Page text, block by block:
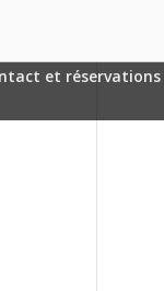
et réservations